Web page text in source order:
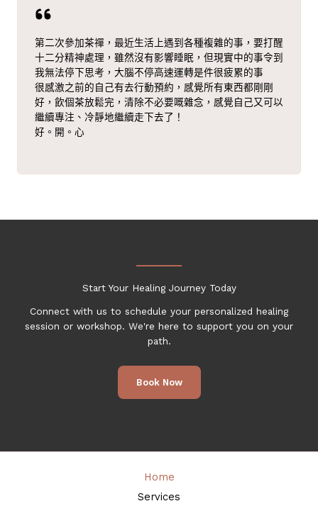
第二次參加茶禪，最近生活上遇到各種複雜的事，要打醒
十二分精神處理，雖然沒有影響睡眠，但現實中的事令到
我無法停下思考，大腦不停高速運轉是件很疲累的事
很感激之前的自己有去行動預約，感覺所有東西都剛剛
好，飲個茶放鬆完，清除不必要嘅雜念，感覺自己又可以
繼續專注、冷靜地繼續走下去了！
好。開。心
Start Your Healing Journey Today
Connect with us to schedule your personalized healing
session or workshop. We're here to support you on your
path.
Book Now
Home
Services